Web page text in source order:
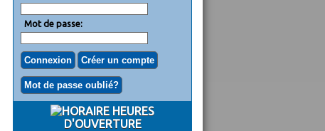
Mot de passe:
HEURES
D'OUVERTURE